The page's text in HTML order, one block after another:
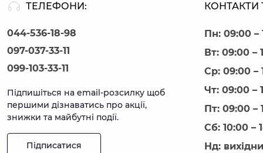
ТЕЛЕФОНИ:
044-536-18-98
097-037-33-11
099-103-33-11
Підпишіться на email-розсилку щоб
першими дізнаватись про акції,
знижки та майбутні події.
Підписатися
КОНТАКТИ
Пн: 09:00 –
Вт: 09:00 –
Ср: 09:00 –
Чт: 09:00 –
Пт: 09:00 –
Сб: 10:00 –
Нд: